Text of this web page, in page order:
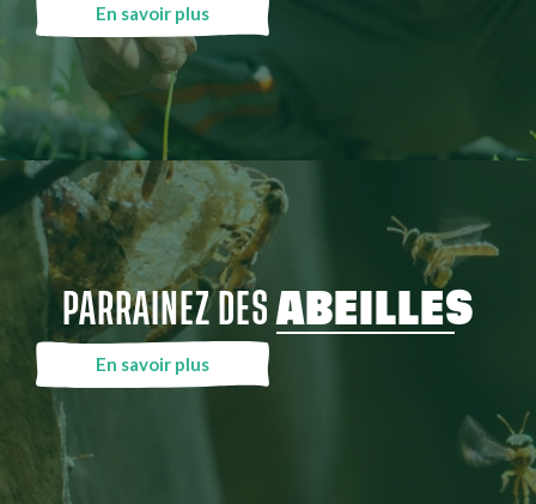
En savoir plus
PARRAINEZ DES ABEILLES
En savoir plus